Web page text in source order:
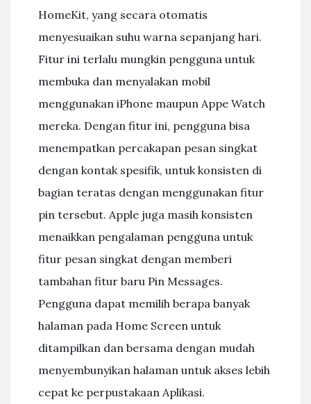
HomeKit, yang secara otomatis
menyesuaikan suhu warna sepanjang hari.
Fitur ini terlalu mungkin pengguna untuk
membuka dan menyalakan mobil
menggunakan iPhone maupun Appe Watch
mereka. Dengan fitur ini, pengguna bisa
menempatkan percakapan pesan singkat
dengan kontak spesifik, untuk konsisten di
bagian teratas dengan menggunakan fitur
pin tersebut. Apple juga masih konsisten
menaikkan pengalaman pengguna untuk
fitur pesan singkat dengan memberi
tambahan fitur baru Pin Messages.
Pengguna dapat memilih berapa banyak
halaman pada Home Screen untuk
ditampilkan dan bersama dengan mudah
menyembunyikan halaman untuk akses lebih
cepat ke perpustakaan Aplikasi.